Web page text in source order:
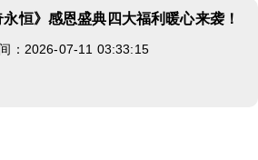
永恒》感恩盛典四大福利暖心来袭！
：2026-07-11 03:33:15